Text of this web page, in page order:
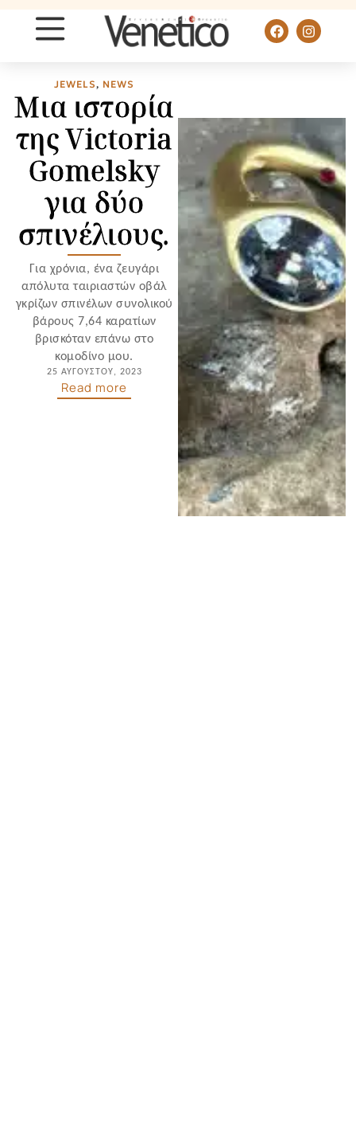
JEWELS, NEWS
Μια ιστορία
της Victoria
Gomelsky
για δύο
σπινέλιους.
Για χρόνια, ένα ζευγάρι
απόλυτα ταιριαστών οβάλ
γκρίζων σπινέλων συνολικού
βάρους 7,64 καρατίων
βρισκόταν επάνω στο
κομοδίνο μου.
25 ΑΥΓΟΎΣΤΟΥ, 2023
Read more